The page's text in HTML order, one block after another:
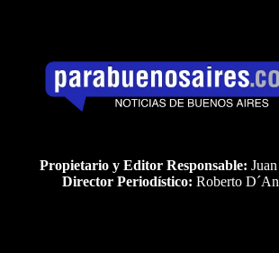
Propietario y Editor Responsable:
Director Periodístico: Roberto